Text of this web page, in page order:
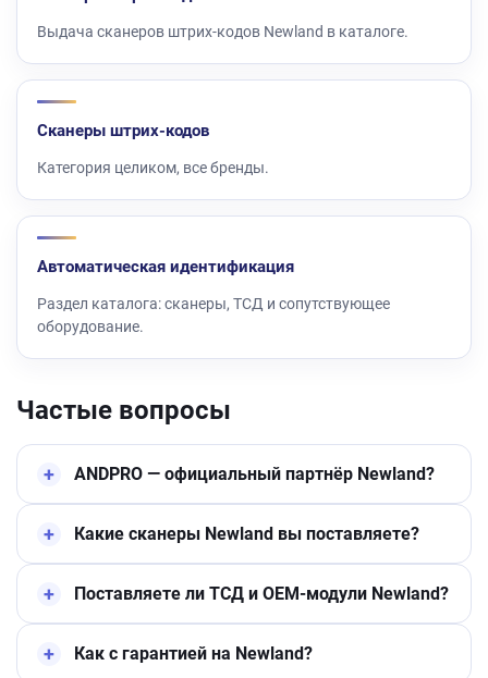
Выдача сканеров штрих-кодов Newland в каталоге.
Сканеры штрих-кодов
Категория целиком, все бренды.
Автоматическая идентификация
Раздел каталога: сканеры, ТСД и сопутствующее
оборудование.
Частые вопросы
ANDPRO — официальный партнёр Newland?
Какие сканеры Newland вы поставляете?
Поставляете ли ТСД и OEM-модули Newland?
Как с гарантией на Newland?